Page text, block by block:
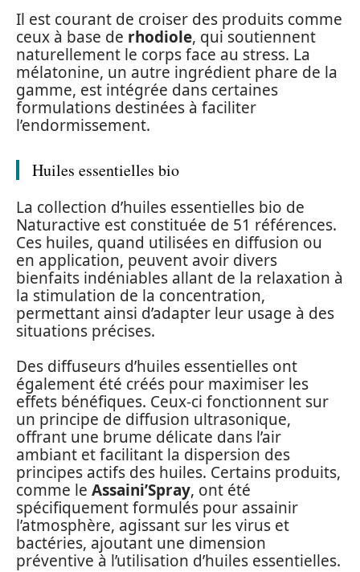
Il est courant de croiser des produits comme
ceux à base de rhodiole, qui soutiennent
naturellement le corps face au stress. La
mélatonine, un autre ingrédient phare de la
gamme, est intégrée dans certaines
formulations destinées à faciliter
l’endormissement.
Huiles essentielles bio
La collection d’huiles essentielles bio de
Naturactive est constituée de 51 références.
Ces huiles, quand utilisées en diffusion ou
en application, peuvent avoir divers
bienfaits indéniables allant de la relaxation à
la stimulation de la concentration,
permettant ainsi d’adapter leur usage à des
situations précises.
Des diffuseurs d’huiles essentielles ont
également été créés pour maximiser les
effets bénéfiques. Ceux-ci fonctionnent sur
un principe de diffusion ultrasonique,
offrant une brume délicate dans l’air
ambiant et facilitant la dispersion des
principes actifs des huiles. Certains produits,
comme le Assaini’Spray, ont été
spécifiquement formulés pour assainir
l’atmosphère, agissant sur les virus et
bactéries, ajoutant une dimension
préventive à l’utilisation d’huiles essentielles.